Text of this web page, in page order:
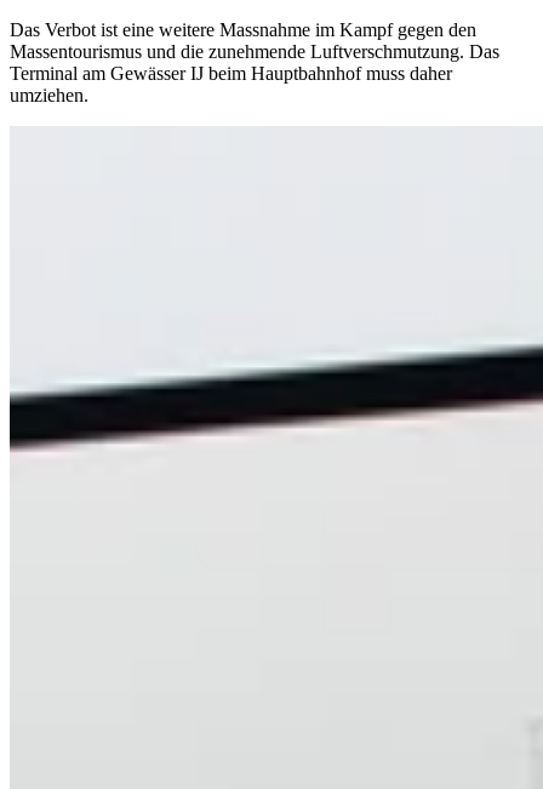
Das Verbot ist eine weitere Massnahme im Kampf gegen den
Massentourismus und die zunehmende Luftverschmutzung. Das
Terminal am Gewässer IJ beim Hauptbahnhof muss daher
umziehen.